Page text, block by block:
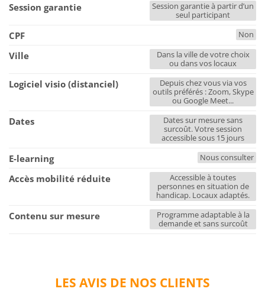
LES AVIS DE NOS CLIENTS
Session garantie
Session garantie à partir d’un
seul participant
CPF Non
Ville
Dans la ville de votre choix
ou dans vos locaux
Logiciel visio (distanciel)
Depuis chez vous via vos
outils préférés : Zoom, Skype
ou Google Meet...
Dates
Dates sur mesure sans
surcoût. Votre session
accessible sous 15 jours
E-learning Nous consulter
Accès mobilité réduite
Accessible à toutes
personnes en situation de
handicap. Locaux adaptés.
Contenu sur mesure
Programme adaptable à la
demande et sans surcoût